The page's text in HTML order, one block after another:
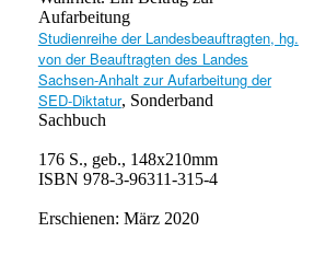
Aufarbeitung
Studienreihe der Landesbeauftragten, hg.
von der Beauftragten des Landes
Sachsen-Anhalt zur Aufarbeitung der
SED-Diktatur, Sonderband
Sachbuch
176 S., geb., 148x210mm
ISBN 978-3-96311-315-4
Erschienen: März 2020